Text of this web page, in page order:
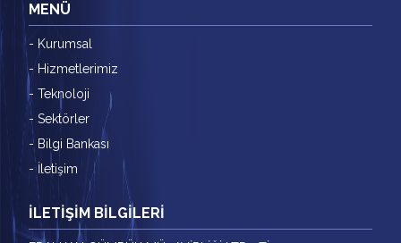
MENÜ
- Kurumsal
- Hizmetlerimiz
- Teknoloji
- Sektörler
- Bilgi Bankası
- İletişim
İLETİŞİM BİLGİLERİ